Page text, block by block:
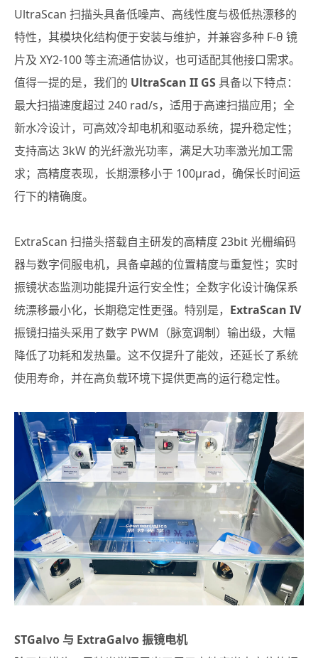
UltraScan 扫描头具备低噪声、高线性度与极低热漂移的
特性，其模块化结构便于安装与维护，并兼容多种 F-θ 镜
片及 XY2-100 等主流通信协议，也可适配其他接口需求。
值得一提的是，我们的 UltraScan II GS具备以下特点：
最大扫描速度超过 240 rad/s，适用于高速扫描应用；全
新水冷设计，可高效冷却电机和驱动系统，提升稳定性；
支持高达 3kW 的光纤激光功率，满足大功率激光加工需
求；高精度表现，长期漂移小于 100μrad，确保长时间运
行下的精确度。
ExtraScan 扫描头搭载自主研发的高精度 23bit 光栅编码
器与数字伺服电机，具备卓越的位置精度与重复性；实时
振镜状态监测功能提升运行安全性；全数字化设计确保系
统漂移最小化，长期稳定性更强。特别是， ExtraScan IV
振镜扫描头采用了数字 PWM（脉宽调制）输出级，大幅
降低了功耗和发热量。这不仅提升了能效，还延长了系统
使用寿命，并在高负载环境下提供更高的运行稳定性。
STGalvo 与 ExtraGalvo 振镜电机